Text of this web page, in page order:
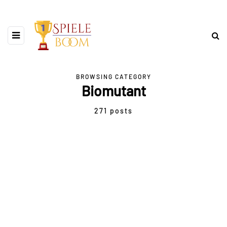
BROWSING CATEGORY
Biomutant
271 posts